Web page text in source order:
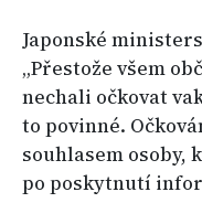
Japonské
„Přestože všem
nechali očkovat
to povinné.
souhlasem osoby,
po poskytnutí